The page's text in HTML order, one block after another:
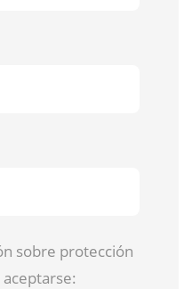
sobre protección